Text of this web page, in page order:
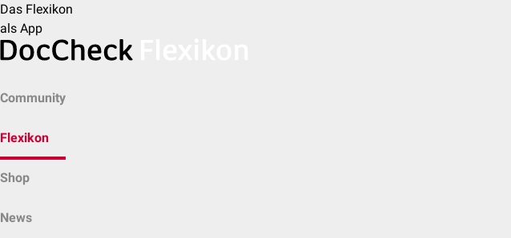
Das Flexikon
als App
Community
Flexikon
Shop
News